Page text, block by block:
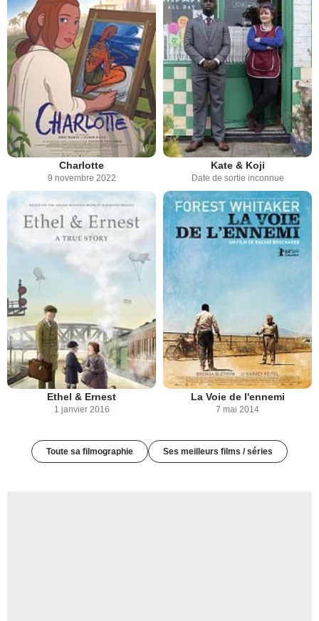
Charlotte
9 novembre 2022
Kate & Koji
Date de sortie inconnue
Ethel & Ernest
1 janvier 2016
La Voie de l'ennemi
7 mai 2014
Toute sa filmographie Ses meilleurs films / séries